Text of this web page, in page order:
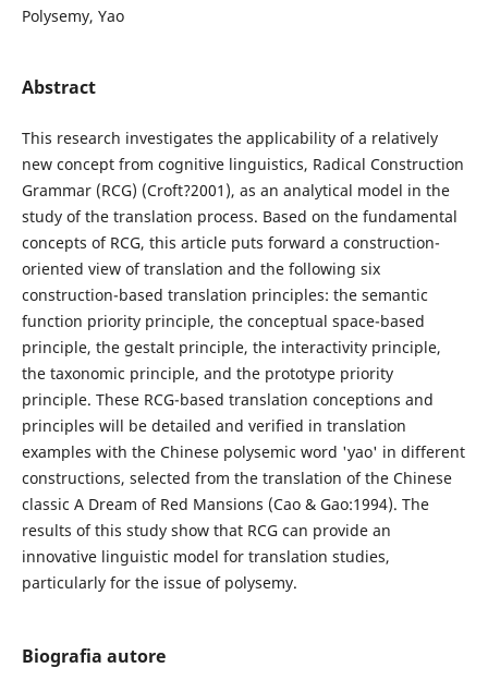
Polysemy, Yao
Abstract
This research investigates the applicability of a relatively
new concept from cognitive linguistics, Radical Construction
Grammar (RCG) (Croft?2001), as an analytical model in the
study of the translation process. Based on the fundamental
concepts of RCG, this article puts forward a construction-
oriented view of translation and the following six
construction-based translation principles: the semantic
function priority principle, the conceptual space-based
principle, the gestalt principle, the interactivity principle,
the taxonomic principle, and the prototype priority
principle. These RCG-based translation conceptions and
principles will be detailed and verified in translation
examples with the Chinese polysemic word 'yao' in different
constructions, selected from the translation of the Chinese
classic A Dream of Red Mansions (Cao & Gao:1994). The
results of this study show that RCG can provide an
innovative linguistic model for translation studies,
particularly for the issue of polysemy.
Biografia autore